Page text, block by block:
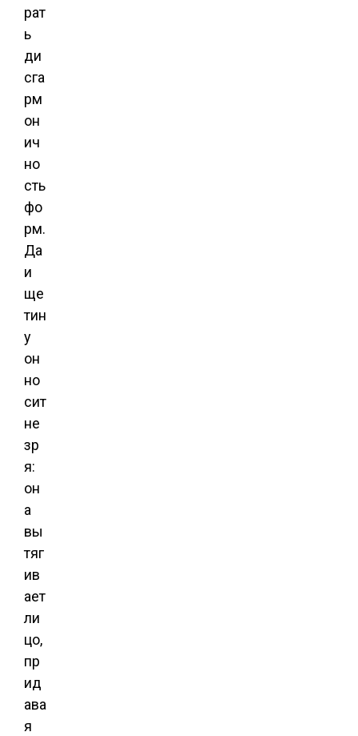
рат
ь
ди
сга
рм
он
ич
но
сть
фо
рм.
Да
и
ще
тин
у
он
но
сит
не
зр
я:
он
а
вы
тяг
ив
ает
ли
цо,
пр
ид
ава
я